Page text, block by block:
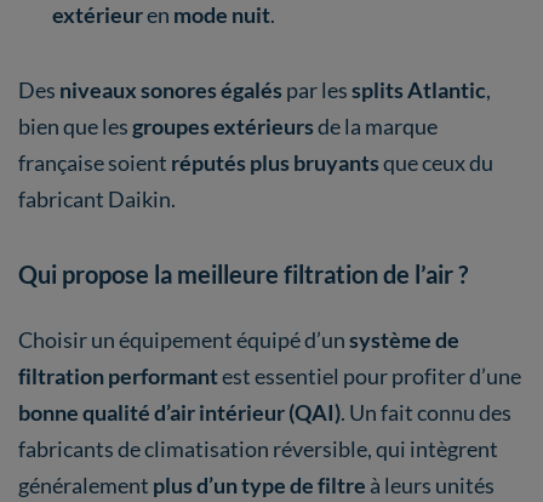
extérieuren mode nuit.
Des niveaux sonores égalés par lessplits Atlantic,
bien que lesgroupes extérieursde la marque
française soient réputés plus bruyantsque ceux du
fabricant Daikin.
Qui propose la meilleure filtration de l’air ?
Choisir un équipement équipé d’unsystème de
filtration performantest essentiel pour profiter d’une
bonne qualité d’air intérieur(QAI). Un fait connu des
fabricants de climatisation réversible, qui intègrent
généralement plus d’un type de filtre à leurs unités